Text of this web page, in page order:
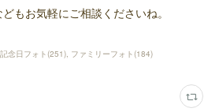
もお気軽にご相談くださいね。
記念日フォト(251) ファミリーフォト(184)